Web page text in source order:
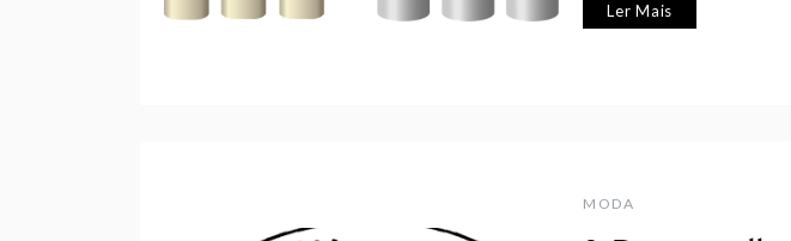
Ler Mais
MODA